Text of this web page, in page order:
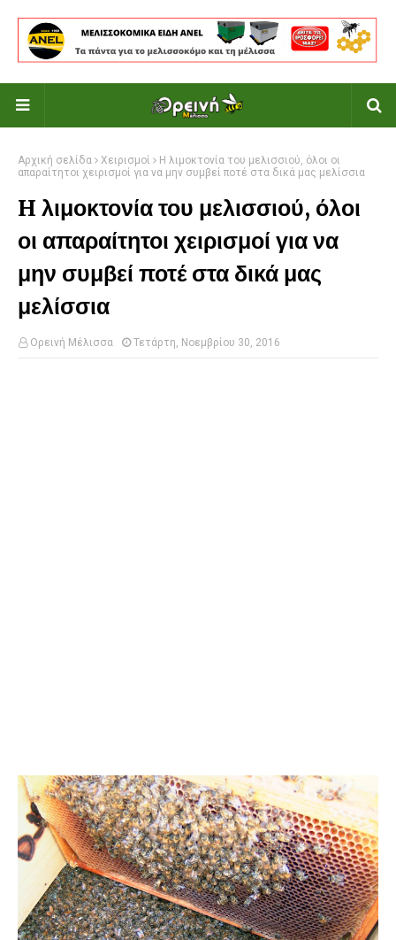
Αρχική σελίδα Χειρισμοί
H λιμοκτονία του μελισσιού, όλοι οι
απαραίτητοι χειρισμοί για να μην συμβεί ποτέ στα δικά μας μελίσσια
H λιμοκτονία του μελισσιού, όλοι
οι απαραίτητοι χειρισμοί για να
μην συμβεί ποτέ στα δικά μας
μελίσσια
Ορεινή Μέλισσα Τετάρτη, Νοεμβρίου 30, 2016